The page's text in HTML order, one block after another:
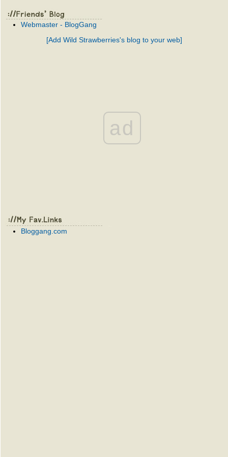
Webmaster - BlogGang
[Add Wild Strawberries's blog to your web]
ad
Bloggang.com